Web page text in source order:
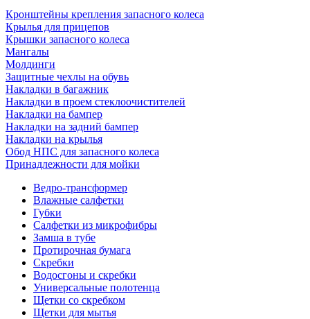
Кронштейны крепления запасного колеса
Крылья для прицепов
Крышки запасного колеса
Мангалы
Молдинги
Защитные чехлы на обувь
Накладки в багажник
Накладки в проем стеклоочистителей
Накладки на бампер
Накладки на задний бампер
Накладки на крылья
Обод НПС для запасного колеса
Принадлежности для мойки
Ведро-трансформер
Влажные салфетки
Губки
Салфетки из микрофибры
Замша в тубе
Протирочная бумага
Скребки
Водосгоны и скребки
Универсальные полотенца
Щетки со скребком
Щетки для мытья